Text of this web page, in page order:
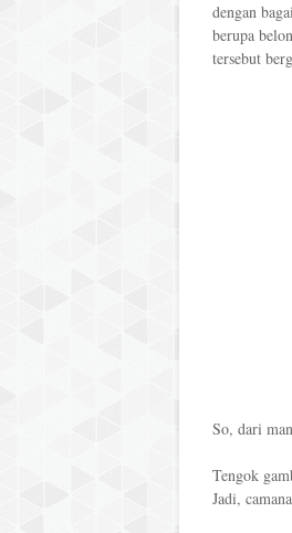
dengan
berupa
tersebut
So, dari
Tengok
Jadi,